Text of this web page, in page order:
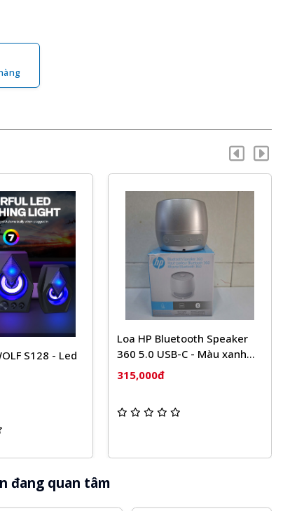
S128 - Led
Loa HP Bluetooth Speaker
360 5.0 USB-C - Màu xanh
dương đậm và màu bạc
315,000đ
đang quan tâm